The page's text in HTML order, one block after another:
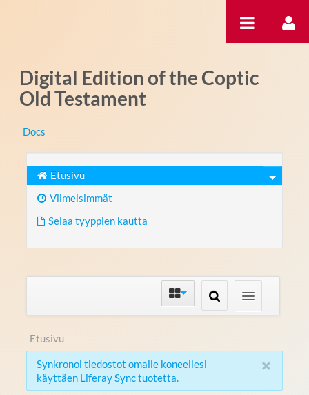
Digital Edition of the Coptic
Old Testament
Docs
Etusivu
Viimeisimmät
Selaa tyyppien kautta
Etusivu
×
Synkronoi tiedostot omalle koneellesi
käyttäen Liferay Sync tuotetta.